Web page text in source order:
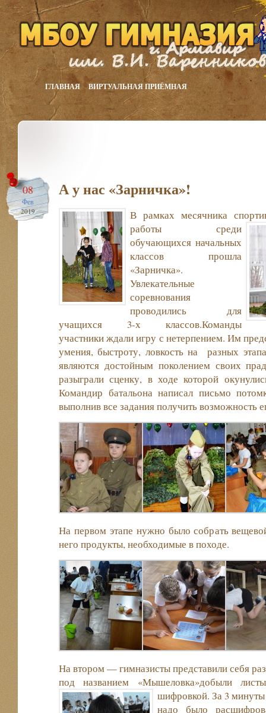
ГЛАВНАЯ ВИРТУАЛЬНАЯ ПРИЁМНАЯ
08
Фев
2019
А у нас «Зарничка»!
В рамках месячника
работы среди
обучающихся начальных
классов прошла
«Зарничка».
Увлекательные
соревнования
проводились для
учащихся 3-х классов.Команды
участники ждали игру с нетерпением. Им
умения, быстроту, ловкость на разных
являются достойным поколением своих
разыграли сценку, в ходе которой
Командир батальона написал письмо
выполнив все задания получить возможность
На первом этапе нужно было собрать
него продукты, необходимые в походе.
На втором — гимназисты представили себя
под названием «Мышеловка»добыли
шифровкой. За 3
надо было